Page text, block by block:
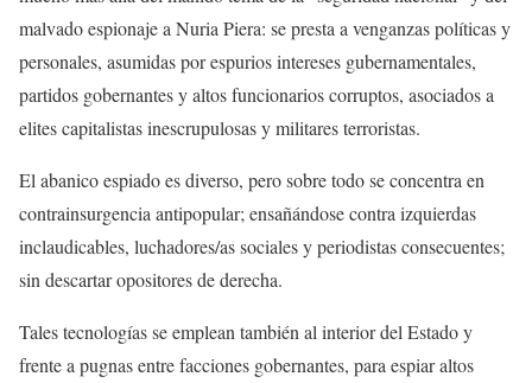
malvado espionaje a Nuria Piera: se presta a venganzas políticas y
personales, asumidas por espurios intereses gubernamentales,
partidos gobernantes y altos funcionarios corruptos, asociados a
elites capitalistas inescrupulosas y militares terroristas.
El abanico espiado es diverso, pero sobre todo se concentra en
contrainsurgencia antipopular; ensañándose contra izquierdas
inclaudicables, luchadores/as sociales y periodistas consecuentes;
sin descartar opositores de derecha.
Tales tecnologías se emplean también al interior del Estado y
frente a pugnas entre facciones gobernantes, para espiar altos